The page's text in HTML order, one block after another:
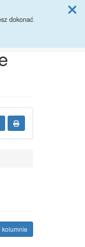
dokonać
kolumnie